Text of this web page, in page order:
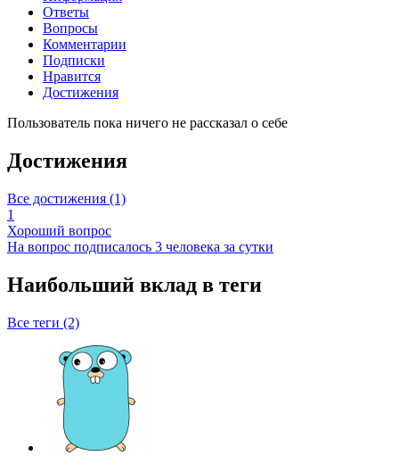
Ответы
Вопросы
Комментарии
Подписки
Нравится
Достижения
Пользователь пока ничего не рассказал о себе
Достижения
Все достижения (1)
1
Хороший вопрос
На вопрос подписалось 3 человека за сутки
Наибольший вклад в теги
Все теги (2)